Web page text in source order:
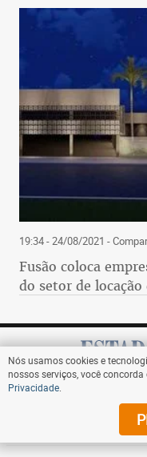
19:34 - 24/08/2021 -
Fusão coloca
do setor de locação
Nós usamos cookies e
nossos serviços, você
Privacidade